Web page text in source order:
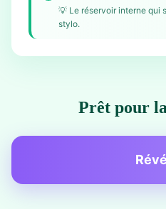
💡 Le réservoir interne qui
stylo.
Prêt pour